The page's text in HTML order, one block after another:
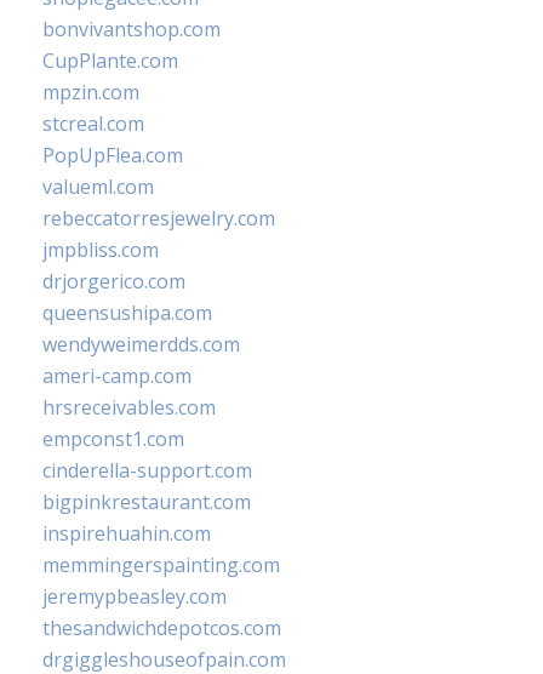
bonvivantshop.com
CupPlante.com
mpzin.com
stcreal.com
PopUpFlea.com
valueml.com
rebeccatorresjewelry.com
jmpbliss.com
drjorgerico.com
queensushipa.com
wendyweimerdds.com
ameri-camp.com
hrsreceivables.com
empconst1.com
cinderella-support.com
bigpinkrestaurant.com
inspirehuahin.com
memmingerspainting.com
jeremypbeasley.com
thesandwichdepotcos.com
drgiggleshouseofpain.com